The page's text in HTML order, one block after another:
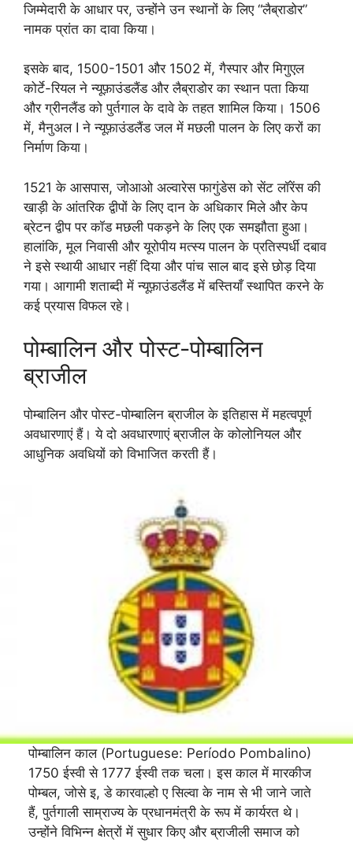
जिम्मेदारी के आधार पर, उन्होंने उन स्थानों के लिए “लैब्राडोर”
नामक प्रांत का दावा किया।
इसके बाद, 1500-1501 और 1502 में, गैस्पार और मिगुएल
कोर्टे-रियल ने न्यूफ़ाउंडलैंड और लैब्राडोर का स्थान पता किया
और ग्रीनलैंड को पुर्तगाल के दावे के तहत शामिल किया। 1506
में, मैनुअल I ने न्यूफ़ाउंडलैंड जल में मछली पालन के लिए करों का
निर्माण किया।
1521 के आसपास, जोआओ अल्वारेस फागुंडेस को सेंट लॉरेंस की
खाड़ी के आंतरिक द्वीपों के लिए दान के अधिकार मिले और केप
ब्रेटन द्वीप पर कॉड मछली पकड़ने के लिए एक समझौता हुआ।
हालांकि, मूल निवासी और यूरोपीय मत्स्य पालन के प्रतिस्पर्धी दबाव
ने इसे स्थायी आधार नहीं दिया और पांच साल बाद इसे छोड़ दिया
गया। आगामी शताब्दी में न्यूफ़ाउंडलैंड में बस्तियाँ स्थापित करने के
कई प्रयास विफल रहे।
पोम्बालिन और पोस्ट-पोम्बालिन
ब्राजील
पोम्बालिन और पोस्ट-पोम्बालिन ब्राजील के इतिहास में महत्वपूर्ण
अवधारणाएं हैं। ये दो अवधारणाएं ब्राजील के कोलोनियल और
आधुनिक अवधियों को विभाजित करती हैं।
पोम्बालिन काल (Portuguese: Período Pombalino)
1750 ईस्वी से 1777 ईस्वी तक चला। इस काल में मारकीज
पोम्बल, जोसे इ, डे कारवाल्हो ए सिल्वा के नाम से भी जाने जाते
हैं, पुर्तगाली साम्राज्य के प्रधानमंत्री के रूप में कार्यरत थे।
उन्होंने विभिन्न क्षेत्रों में सुधार किए और ब्राजीली समाज को